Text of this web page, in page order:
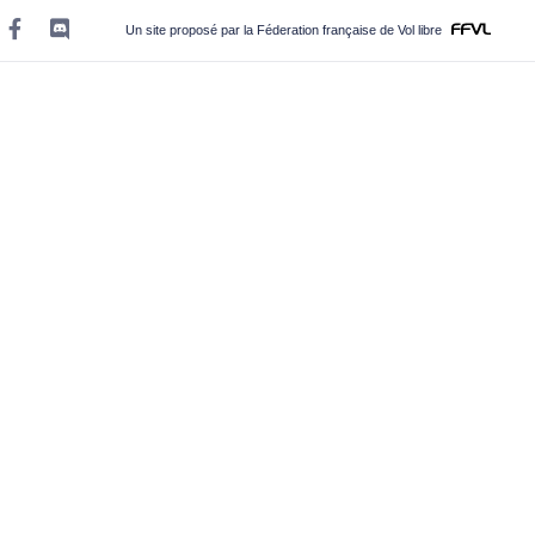
Un site proposé par la Féderation française de Vol libre